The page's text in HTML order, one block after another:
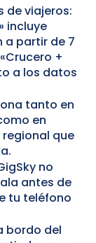
de viajeros:
incluye
a partir de 7
+
a los datos
tanto en
en
que
no
antes de
tu teléfono
bordo del